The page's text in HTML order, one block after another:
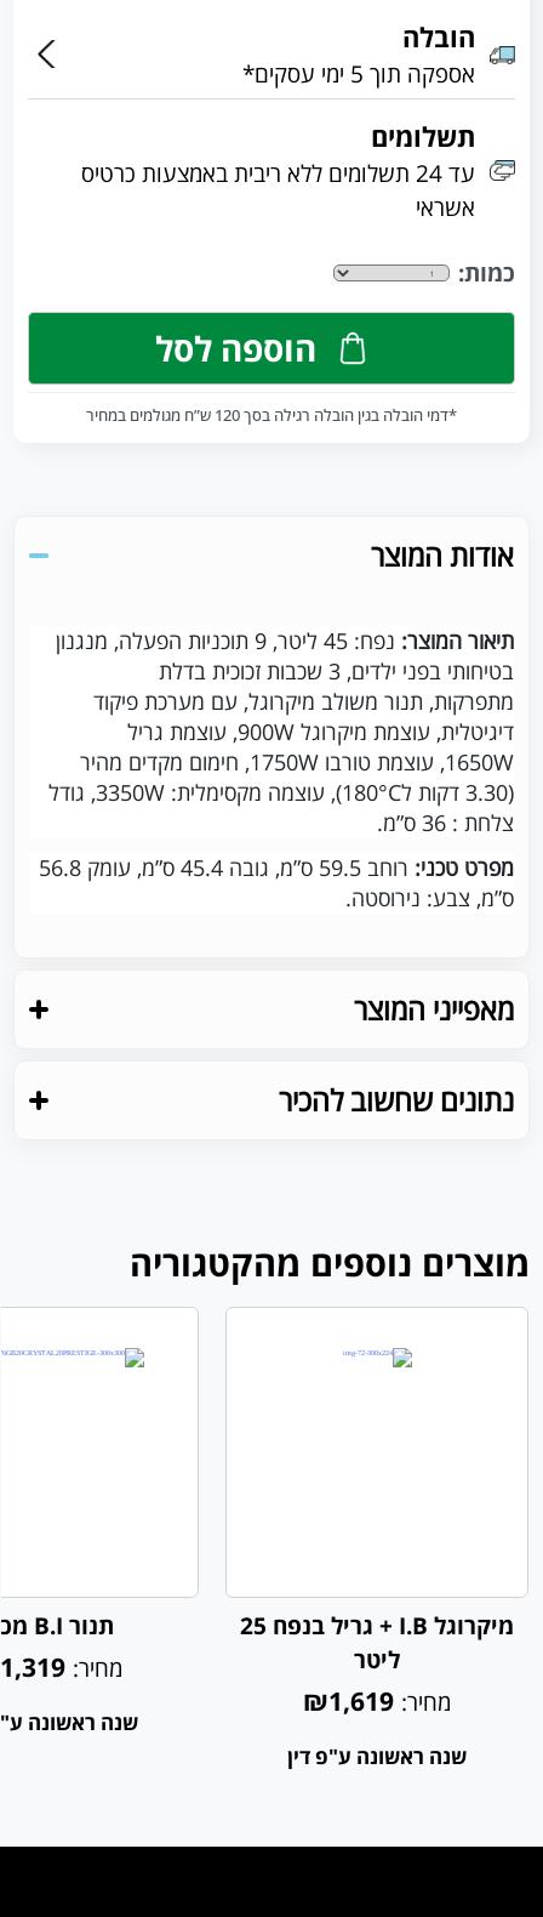
הובלה
אספקה תוך 5 ימי עסקים*
תשלומים
עד 24 תשלומים ללא ריבית באמצעות כרטיס
אשראי
כמות:
הוספה לסל
*דמי הובלה בגין הובלה רגילה בסך 120 ש”ח מגולמים במחיר
אודות המוצר
תיאור המוצר: נפח: 45 ליטר, 9 תוכניות הפעלה,
מנגנון
בטיחותי בפני ילדים,
3 שכבות זכוכית בדלת
מתפרקות, תנור משולב מיקרוגל, עם מערכת פיקוד
דיגיטלית, עוצמת מיקרוגל 900W,
עוצמת גריל
1650W, עוצמת טורבו 1750W,
חימום מקדים מהיר
(3.30 דקות ל180°C),
עוצמה מקסימלית: 3350W,
גודל
צלחת : 36 ס”מ.
מפרט טכני: רוחב 59.5 ס”מ, גובה 45.4 ס”מ,
עומק 56.8
ס”מ, צבע: נירוסטה.
מאפייני המוצר
נתונים שחשוב להכיר
מוצרים נוספים מהקטגוריה
מיקרוגל I.B + גריל בנפח 25
ליטר
מחיר: ₪1,619
שנה ראשונה ע"פ דין
תנור B.I מכני
מחיר:
שנה ראשונה